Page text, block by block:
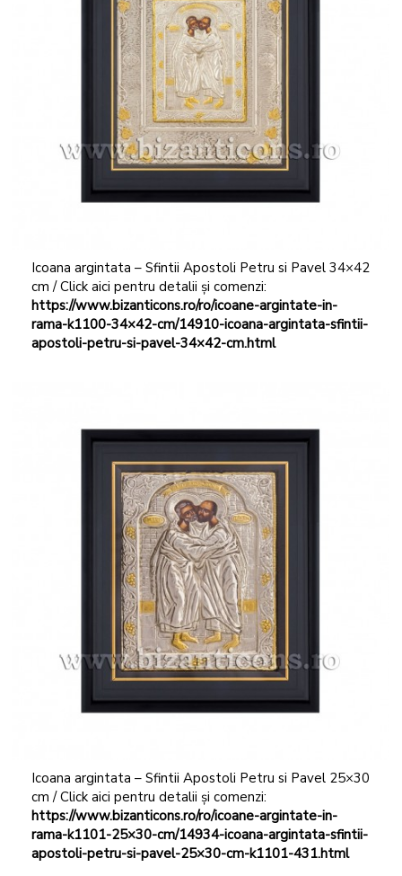
Icoana argintata – Sfintii Apostoli Petru si Pavel 34×42
cm / Click aici pentru detalii și comenzi:
https://www.bizanticons.ro/ro/icoane-argintate-in-
rama-k1100-34×42-cm/14910-icoana-argintata-sfintii-
apostoli-petru-si-pavel-34×42-cm.html
Icoana argintata – Sfintii Apostoli Petru si Pavel 25×30
cm / Click aici pentru detalii și comenzi:
https://www.bizanticons.ro/ro/icoane-argintate-in-
rama-k1101-25×30-cm/14934-icoana-argintata-sfintii-
apostoli-petru-si-pavel-25×30-cm-k1101-431.html